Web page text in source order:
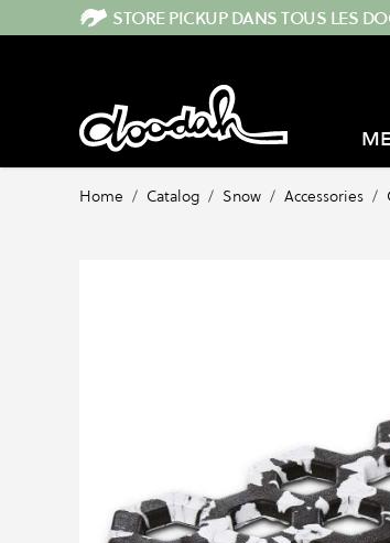
Skip to ContentSTORE PICKUP DANS TOUS LES
Home / Catalog / Snow / Accessories /